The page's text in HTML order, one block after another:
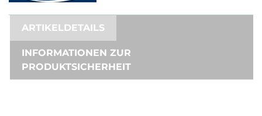
ARTIKELDETAILS
INFORMATIONEN ZUR
PRODUKTSICHERHEIT